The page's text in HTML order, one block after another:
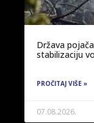
Država
stabilizaciju
PROČITAJ VIŠE »
07.08.2026.